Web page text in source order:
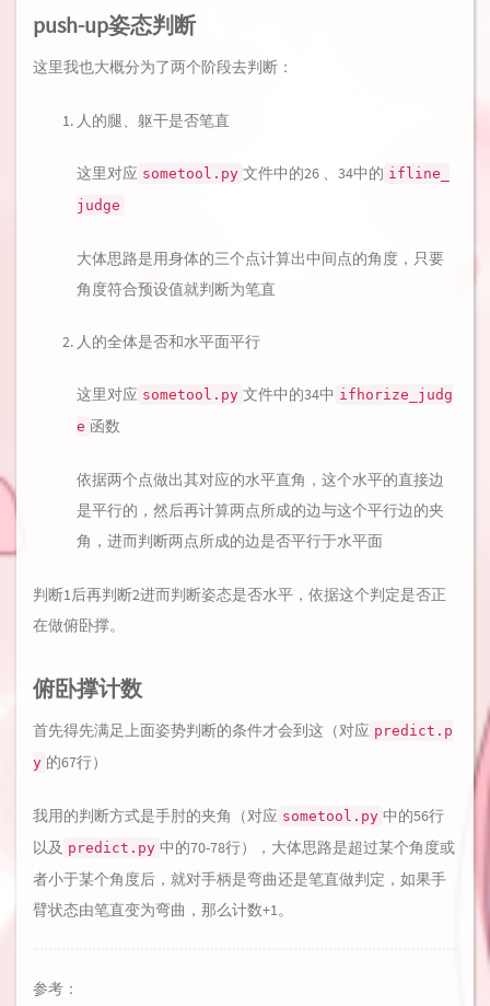
push-up姿态判断
这里我也大概分为了两个阶段去判断：
人的腿、躯干是否笔直
这里对应 sometool.py 文件中的26 、34中的 ifline_
judge
大体思路是用身体的三个点计算出中间点的角度，只要
角度符合预设值就判断为笔直
人的全体是否和水平面平行
这里对应 sometool.py 文件中的34中 ifhorize_judg
e 函数
依据两个点做出其对应的水平直角，这个水平的直接边
是平行的，然后再计算两点所成的边与这个平行边的夹
角，进而判断两点所成的边是否平行于水平面
判断1后再判断2进而判断姿态是否水平，依据这个判定是否正
在做俯卧撑。
俯卧撑计数
首先得先满足上面姿势判断的条件才会到这（对应 predict.p
y 的67行）
我用的判断方式是手肘的夹角（对应 sometool.py 中的56行
以及 predict.py 中的70-78行），大体思路是超过某个角度或
者小于某个角度后，就对手柄是弯曲还是笔直做判定，如果手
臂状态由笔直变为弯曲，那么计数+1。
参考：